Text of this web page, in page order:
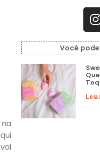
Você
Leia